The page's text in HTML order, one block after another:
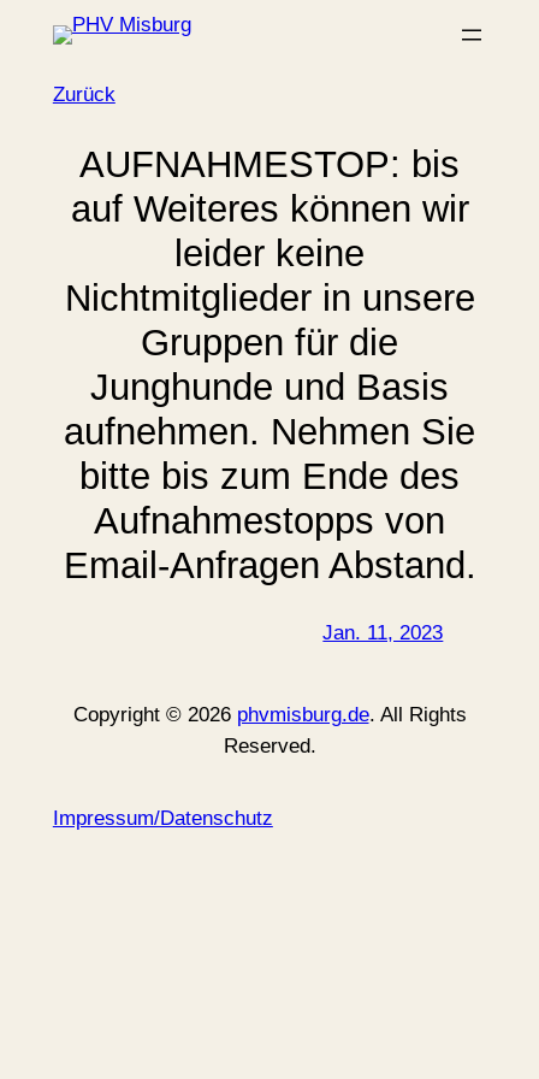
springenZurück
AUFNAHMESTOP: bis
auf Weiteres können wir
leider keine
Nichtmitglieder in unsere
Gruppen für die
Junghunde und Basis
aufnehmen. Nehmen Sie
bitte bis zum Ende des
Aufnahmestopps von
Email-Anfragen Abstand.
Jan. 11, 2023
Copyright © 2026 phvmisburg.de. All Rights
Reserved.
Impressum/Datenschutz